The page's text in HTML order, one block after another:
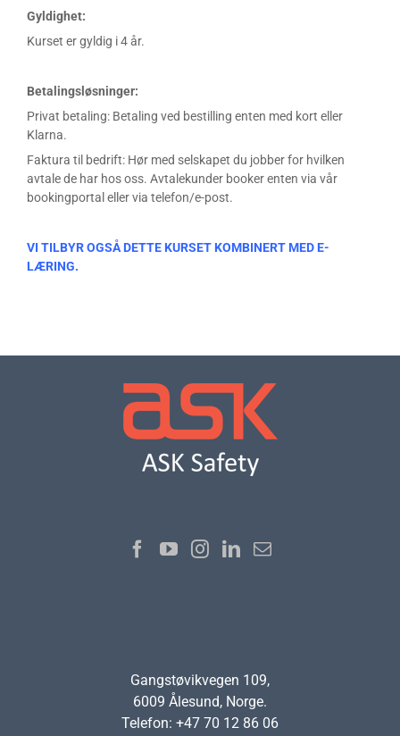
Gyldighet:
Kurset er gyldig i 4 år.
Betalingsløsninger:
Privat betaling: Betaling ved bestilling enten med kort eller
Klarna.
Faktura til bedrift: Hør med selskapet du jobber for hvilken
avtale de har hos oss. Avtalekunder booker enten via vår
bookingportal eller via telefon/e-post.
VI TILBYR OGSÅ DETTE KURSET KOMBINERT MED E-
LÆRING.
Gangstøvikvegen 109,
6009 Ålesund, Norge.
Telefon: +47 70 12 86 06